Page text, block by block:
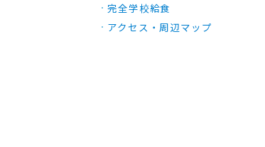
完全学校給食
アクセス・周辺マップ